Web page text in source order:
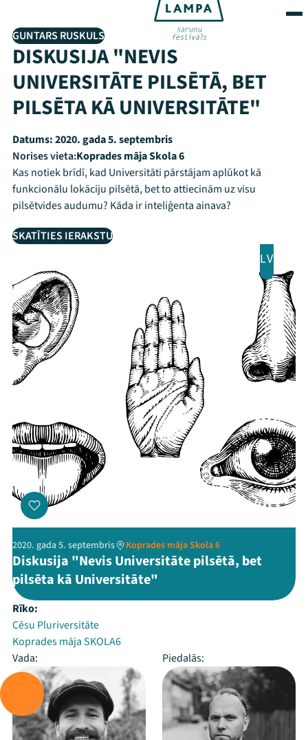
GUNTARS RUSKULS
DISKUSIJA "NEVIS
UNIVERSITĀTE PILSĒTĀ, BET
PILSĒTA KĀ UNIVERSITĀTE"
Datums:2020. gada 5. septembris
Norises vieta:Koprades māja Skola 6
Kas notiek brīdī, kad Universitāti pārstājam aplūkot kā
funkcionālu lokāciju pilsētā, bet to attiecinām uz visu
pilsētvides audumu? Kāda ir inteliģenta ainava?
SKATĪTIES IERAKSTU
LV
2020. gada 5. septembris Koprades māja Skola 6
Diskusija "Nevis Universitāte pilsētā, bet
pilsēta kā Universitāte"
Rīko:
Cēsu Pluriversitāte
Koprades māja SKOLA6
Vada:
Piedalās: